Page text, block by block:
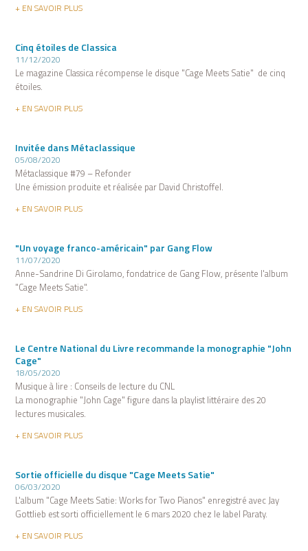
+ EN SAVOIR PLUS
Cinq étoiles de Classica
11/12/2020
Le magazine Classica récompense le disque "Cage Meets Satie" de cinq
étoiles.
+ EN SAVOIR PLUS
Invitée dans Métaclassique
05/08/2020
Métaclassique #79 – Refonder
Une émission produite et réalisée par David Christoffel.
+ EN SAVOIR PLUS
"Un voyage franco-américain" par Gang Flow
11/07/2020
Anne-Sandrine Di Girolamo, fondatrice de Gang Flow, présente l'album
"Cage Meets Satie".
+ EN SAVOIR PLUS
Le Centre National du Livre recommande la monographie "John
Cage"
18/05/2020
Musique à lire : Conseils de lecture du CNL
La monographie "John Cage" figure dans la playlist littéraire des 20
lectures musicales.
+ EN SAVOIR PLUS
Sortie officielle du disque "Cage Meets Satie"
06/03/2020
L'album "Cage Meets Satie: Works for Two Pianos" enregistré avec Jay
Gottlieb est sorti officiellement le 6 mars 2020 chez le label Paraty.
+ EN SAVOIR PLUS